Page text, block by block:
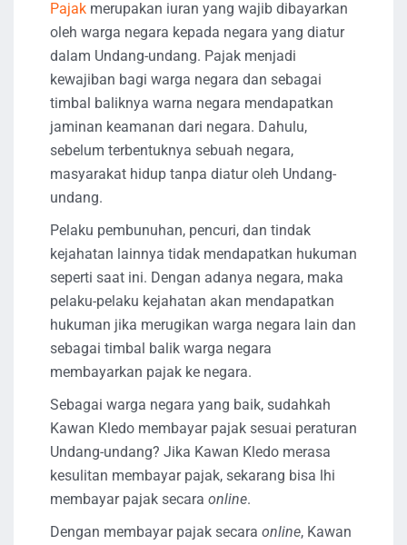
Pajak merupakan iuran yang wajib dibayarkan
oleh warga negara kepada negara yang diatur
dalam Undang-undang. Pajak menjadi
kewajiban bagi warga negara dan sebagai
timbal baliknya warna negara mendapatkan
jaminan keamanan dari negara. Dahulu,
sebelum terbentuknya sebuah negara,
masyarakat hidup tanpa diatur oleh Undang-
undang.
Pelaku pembunuhan, pencuri, dan tindak
kejahatan lainnya tidak mendapatkan hukuman
seperti saat ini. Dengan adanya negara, maka
pelaku-pelaku kejahatan akan mendapatkan
hukuman jika merugikan warga negara lain dan
sebagai timbal balik warga negara
membayarkan pajak ke negara.
Sebagai warga negara yang baik, sudahkah
Kawan Kledo membayar pajak sesuai peraturan
Undang-undang? Jika Kawan Kledo merasa
kesulitan membayar pajak, sekarang bisa lhi
membayar pajak secara online.
Dengan membayar pajak secara online, Kawan